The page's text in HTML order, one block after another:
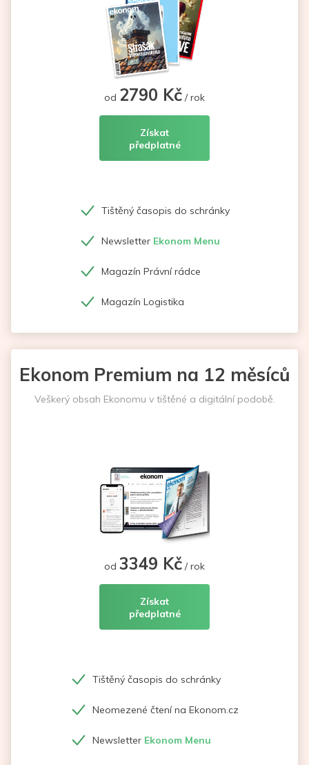
od 2790 Kč / rok
Získat
předplatné
Tištěný časopis do schránky
Newsletter Ekonom Menu
Magazín Právní rádce
Magazín Logistika
Ekonom Premium na 12 měsíců
Veškerý obsah Ekonomu v tištěné a digitální podobě.
od 3349 Kč / rok
Získat
předplatné
Tištěný časopis do schránky
Neomezené čtení na Ekonom.cz
Newsletter Ekonom Menu